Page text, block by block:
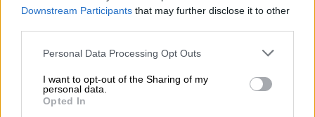
Downstream Participants that may further disclose it to other
Please note that this website/app uses one or more Google
not limited to your visit or usage behaviour. You may click to
grant or deny consent to Google and its third-party tags to
use your data for below specified purposes in below Google
Personal Data Processing Opt Outs
I want to opt-out of the Sharing of my
personal data.
Opted In
θεαματικές σκηνές δράσης, βασισμένο στο
αρχικό μυθιστόρημα του Λιου Ουάλας. Ο
πρίγκιπας Ιουδαίος Μπεν-Χουρ,